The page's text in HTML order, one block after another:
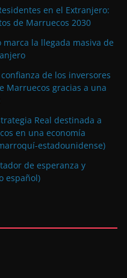
en el Extranjero:
de Marruecos 2030
la llegada masiva de
de los inversores
Marruecos gracias a una
Real destinada a
en una economía
estadounidense)
de esperanza y
español)